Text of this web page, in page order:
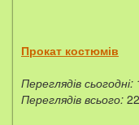
Прокат костюмів
Переглядів сьогодні:
Переглядів всього: